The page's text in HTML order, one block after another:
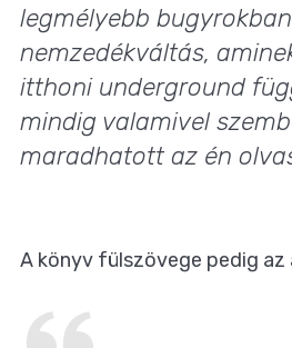
legmélyebb
nemzedékváltás,
itthoni underground
mindig valamivel
maradhatott az én
A könyv fülszövege pedig az